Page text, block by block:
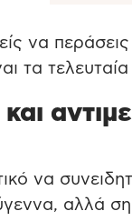
να
τα
να
αλλά